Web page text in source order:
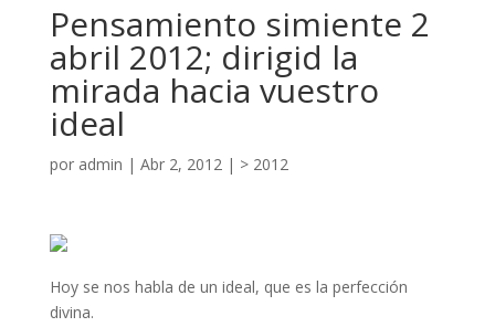
Pensamiento simiente 2
abril 2012; dirigid la
mirada hacia vuestro
ideal
por admin | Abr 2, 2012| > 2012
Hoy se nos habla de un ideal, que es la perfección
divina.